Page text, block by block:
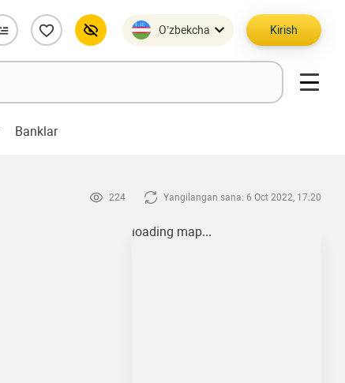
O’zbekcha Kirish
Banklar
224 Yangilangan sana: 6 Oct 2022, 17:20
loading map...